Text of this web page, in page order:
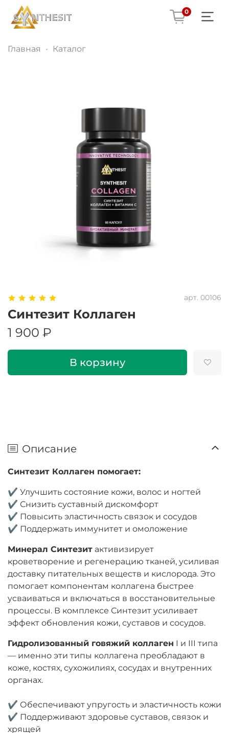
0
Главная Каталог
арт. 00106
Синтезит Коллаген
1 900 ₽
В корзину
Описание
Синтезит Коллаген помогает:
✔ Улучшить состояние кожи, волос и ногтей
✔ Снизить суставный дискомфорт
✔ Повысить эластичность связок и сосудов
✔ Поддержать иммунитет и омоложение
Минерал Синтезит активизирует
кроветворение и регенерацию тканей, усиливая
доставку питательных веществ и кислорода. Это
помогает компонентам коллагена быстрее
усваиваться и включаться в восстановительные
процессы. В комплексе Синтезит усиливает
эффект обновления кожи, суставов и сосудов.
Гидролизованный говяжий коллаген I и III типа
— именно эти типы коллагена преобладают в
коже, костях, сухожилиях, сосудах и внутренних
органах.
✔ Обеспечивают упругость и эластичность кожи
✔ Поддерживают здоровье суставов, связок и
хрящей